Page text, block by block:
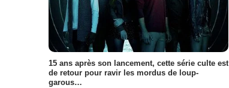
15 ans après son lancement, cette série culte est
de retour pour ravir les mordus de loup-
garous…